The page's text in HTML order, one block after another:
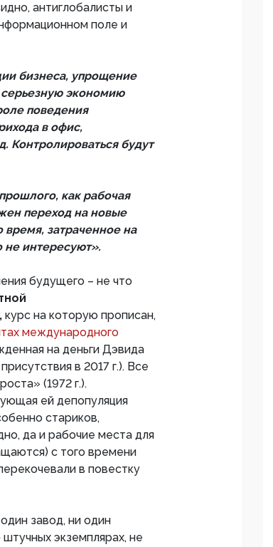
антиглобалисты и
поле и
бизнеса, упрощение
экономию
поведения
в офис,
Контролироваться будут
как рабочая
переход на новые
затраченное на
не интересуют».
будущего – не что
курс на которую прописан,
международного
на деньги Дэвида
в 2017 г.). Все
(1972 г.).
ей депопуляция
стариков,
да и рабочие места для
с того времени
в повестку
завод, ни один
экземплярах, не